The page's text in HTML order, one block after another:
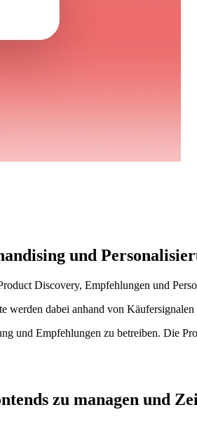
und
Discovery, Empfehlungen und
dabei anhand von Käufersignalen
und Empfehlungen zu betreiben. Die
zu managen und